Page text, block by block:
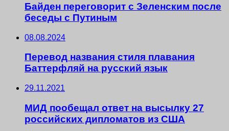
Байден переговорит с Зеленским после
беседы с Путиным
08.08.2024
Перевод названия стиля плавания
Баттерфляй на русский язык
29.11.2021
МИД пообещал ответ на высылку 27
российских дипломатов из США